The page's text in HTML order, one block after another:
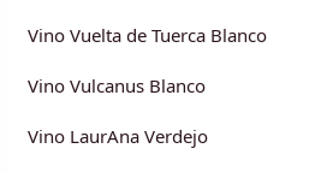
Vino Vuelta de Tuerca Blanco
Vino Vulcanus Blanco
Vino LaurAna Verdejo